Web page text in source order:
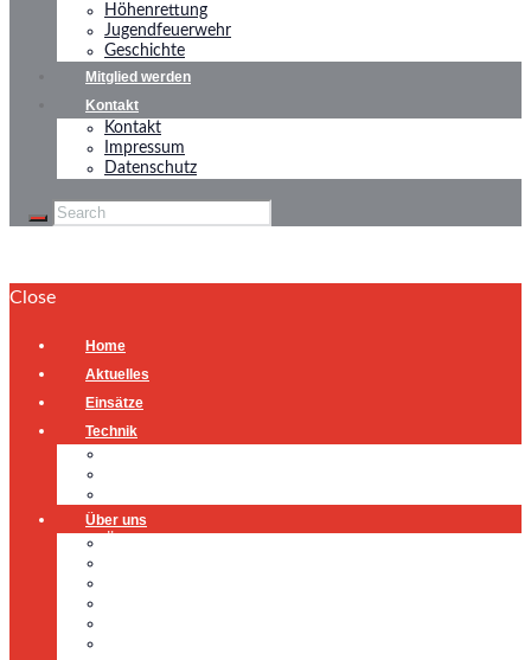
Höhenrettung
Jugendfeuerwehr
Geschichte
Mitglied werden
Kontakt
Kontakt
Impressum
Datenschutz
Close
Home
Aktuelles
Einsätze
Technik
Über uns